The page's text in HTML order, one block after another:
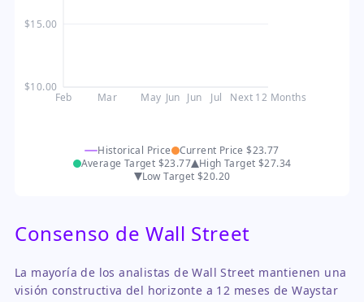
$10.00
$15.00
Feb Mar May Jun Jun Jul Next 12 Months
Historical Price Current Price$23.77
Average Target $23.77 High Target $27.34
Low Target $20.20
Consenso de Wall Street
La mayoría de los analistas de Wall Street mantienen una
visión constructiva del horizonte a 12 meses de Waystar